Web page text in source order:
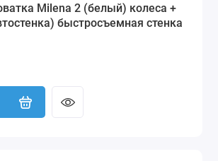
Milena 2 (белый) колеса +
быстросъемная стенка